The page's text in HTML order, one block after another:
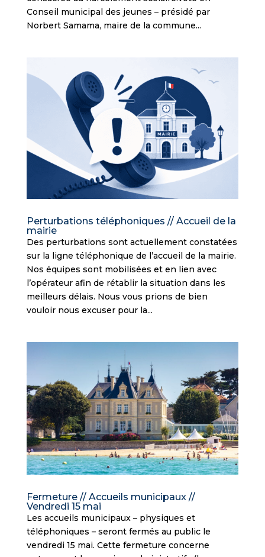
Conseil municipal des jeunes – présidé par
Norbert Samama, maire de la commune...
Perturbations téléphoniques // Accueil de la
mairie
Des perturbations sont actuellement constatées
sur la ligne téléphonique de l’accueil de la mairie.
Nos équipes sont mobilisées et en lien avec
l’opérateur afin de rétablir la situation dans les
meilleurs délais. Nous vous prions de bien
vouloir nous excuser pour la...
Fermeture // Accueils municipaux //
Vendredi 15 mai
Les accueils municipaux – physiques et
téléphoniques – seront fermés au public le
vendredi 15 mai. Cette fermeture concerne